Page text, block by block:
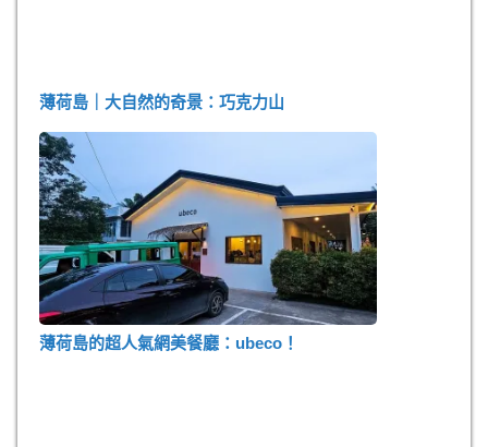
薄荷島｜大自然的奇景：巧克力山
薄荷島的超人氣網美餐廳：ubeco！